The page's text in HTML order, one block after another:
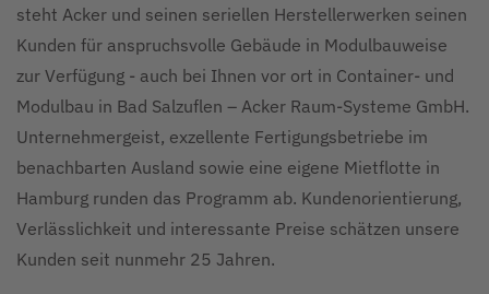
steht Acker und seinen seriellen Herstellerwerken seinen
Kunden für anspruchsvolle Gebäude in Modulbauweise
zur Verfügung - auch bei Ihnen vor ort in Container- und
Modulbau in Bad Salzuflen – Acker Raum-Systeme GmbH.
Unternehmergeist, exzellente Fertigungsbetriebe im
benachbarten Ausland sowie eine eigene Mietflotte in
Hamburg runden das Programm ab. Kundenorientierung,
Verlässlichkeit und interessante Preise schätzen unsere
Kunden seit nunmehr 25 Jahren.